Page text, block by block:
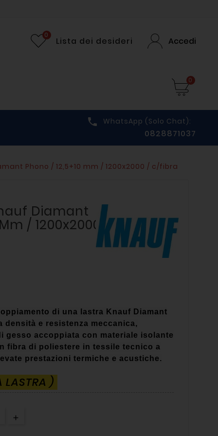
Lista dei desideri
0
Accedi
0
 WhatsApp (solo Chat):
0828871037
Phono / 12,5+10 mm / 1200x2000 / c/fibra
Diamant
/ 1200x2000
di una lastra Knauf Diamant
densità e resistenza meccanica,
gesso accoppiata con materiale isolante
fibra di poliestere in tessile tecnico a
prestazioni termiche e acustiche.
LASTRA )